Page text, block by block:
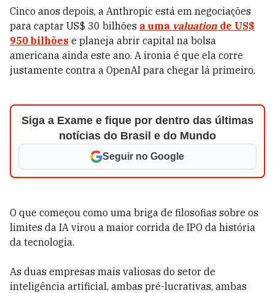
Cinco anos depois, a Anthropic está em negociações
para captar US$ 30 bilhões a uma valuation de US$
950 bilhões e planeja abrir capital na bolsa
americana ainda este ano. A ironia é que ela corre
justamente contra a OpenAI para chegar lá primeiro.
Siga a Exame e fique por dentro das últimas
notícias do Brasil e do Mundo
Seguir no Google
O que começou como uma briga de filosofias sobre os
limites da IA virou a maior corrida de IPO da história
da tecnologia.
As duas empresas mais valiosas do setor de
inteligência artificial, ambas pré-lucrativas, ambas